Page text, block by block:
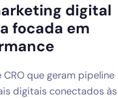
digital
focada em
CRO que geram pipeline
digitais conectados às